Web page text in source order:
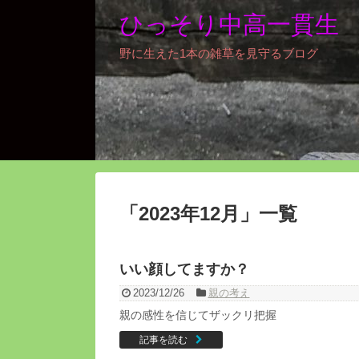
ひっそり中高一貫生
野に生えた1本の雑草を見守るブログ
「 2023年12月 」 一覧
いい顔してますか？
2023/12/26 親の考え
親の感性を信じてザックリ把握
記事を読む